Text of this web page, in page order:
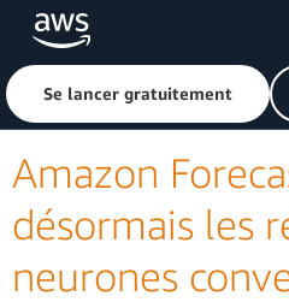
Passer au contenu principal
Cliquer ici pour revenir à
Se lancer gratuitement
Amazon
désormais les
neurones